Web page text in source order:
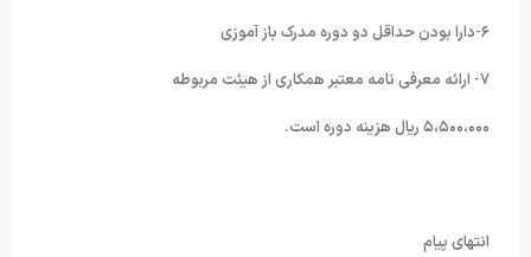
۶-دارا بودن حداقل دو دوره مدرک باز آموزی
۷- ارائه معرفی نامه معتبر همکاری از هیئت مربوطه
۵،۵۰۰،۰۰۰ ریال هزینه دوره است.
انتهای پیام